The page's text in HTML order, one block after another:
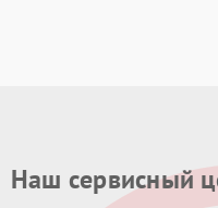
Наш сервисный